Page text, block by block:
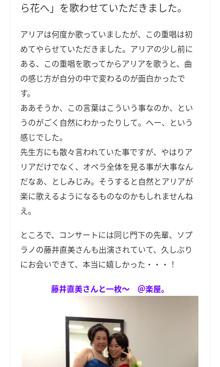
ら花へ」を歌わせていただきました。
アリアは何度か歌っていましたが、この重唱は初
めてやらせていただきました。アリアの少し前に
ある、この重唱を歌ってからアリアを歌うと、曲
の感じ方が自分の中で変わるのが面白かったで
す。
ああそうか、この言葉はこういう事なのか、とい
うのがごく自然にわかったりして。へー、という
感じでした。
先生方にも散々言われていた事ですが、やはりア
リアだけでなく、オペラ全体を見る事が大事なん
だなあ、としみじみ。そうすると自然とアリアが
楽に歌えるようになるものなのかもしれませんね
え。
ところで、コンサートには同じ門下の先輩、ソプ
ラノの藤井直美さんも出演されていて、久しぶり
にお会いできて、本当に嬉しかった・・・！
藤井直美さんと一枚～ ＠楽屋。